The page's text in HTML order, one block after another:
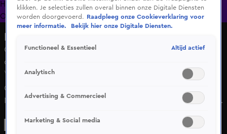
HomeUitzending Gemist Programma's De Bondgenoten
OranjezomerLivestreamsShop
Oranjekoorts groeit: grote merken gaan los met
campagnes
Vr 5 juni, 19:23
Oranje is geland in de staat New York. Maar ook in
Nederland begint de Oranjekoorts steeds meer te komen.
klikken. Je selecties zullen overal binnen onze Digitale Diensten
worden doorgevoerd.
Raadpleeg onze Cookieverklaring voor
meer informatie.
Bekijk hier onze Digitale Diensten.
Functioneel & Essentieel Altijd actief
Analytisch
Advertising & Commercieel
Marketing & Social media